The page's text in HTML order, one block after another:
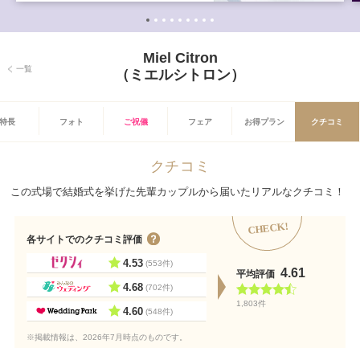
一覧
Miel Citron
（ミエルシトロン）
特長 フォト ご祝儀 フェア お得プラン クチコミ
クチコミ
この式場で結婚式を挙げた先輩カップルから届いたリアルなクチコミ！
各サイトでのクチコミ評価
CHECK!
4.53 (553件)
4.68 (702件)
4.60 (548件)
平均評価4.61
1,803件
※掲載情報は、2026年7月時点のものです。